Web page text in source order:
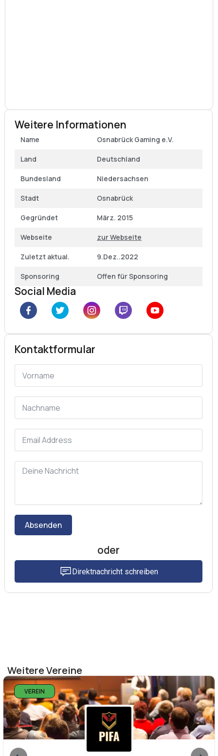
Weitere Informationen
Name Osnabrück Gaming e.V.
Land Deutschland
Bundesland Niedersachsen
Stadt Osnabrück
Gegründet März. 2015
Webseite zur Webseite
Zuletzt aktual. 9.Dez..2022
Sponsoring Offen für Sponsoring
Social Media
Kontaktformular
Absenden
oder
Direktnachricht schreiben
Weitere Vereine
VEREIN